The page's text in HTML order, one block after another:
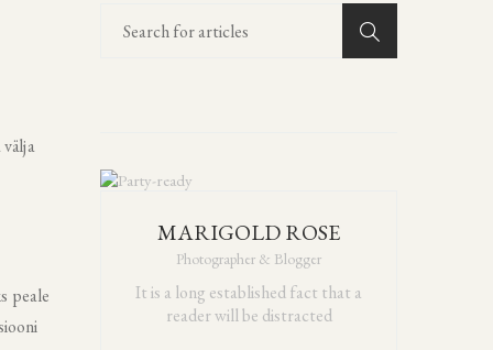
peale
MARIGOLD ROSE
Photographer & Blogger
It is a long established fact that a
reader will be distracted